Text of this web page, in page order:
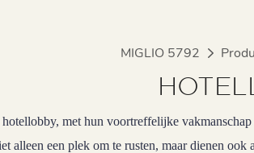
MIGLIO 5792
met hun voortreffelijke
alleen een plek om te rusten, maar dienen